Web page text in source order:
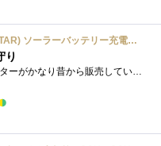
セルスター(CELLSTAR) ソーラーバッテリー充電器 SB-700 DC12V専用
り